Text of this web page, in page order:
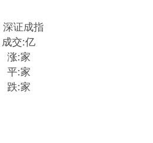
成交:亿
涨:家
平:家
跌:家